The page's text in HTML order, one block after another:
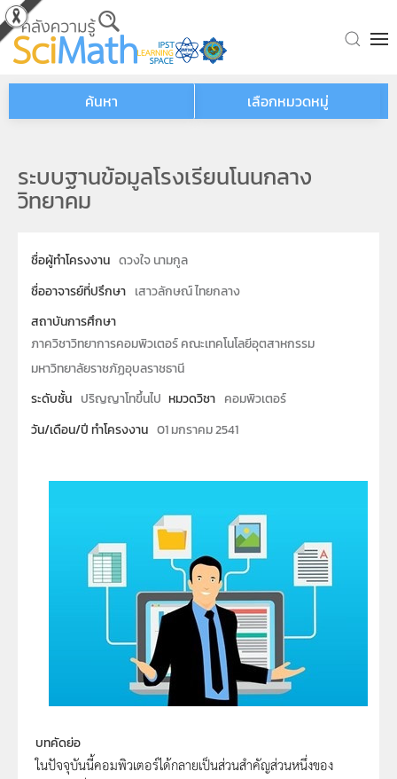
Skip to main content
ค้นหา เลือกหมวดหมู่
ระบบฐานข้อมูลโรงเรียนโนนกลาง
วิทยาคม
ชื่อผู้ทำโครงงาน ดวงใจ นามกูล
ชื่ออาจารย์ที่ปรึกษา เสาวลักษณ์ ไทยกลาง
สถาบันการศึกษา
ภาควิชาวิทยาการคอมพิวเตอร์ คณะเทคโนโลยีอุตสาหกรรม
มหาวิทยาลัยราชภัฏอุบลราชธานี
ระดับชั้น ปริญญาโทขึ้นไป หมวดวิชา คอมพิวเตอร์
วัน/เดือน/ปี ทำโครงงาน 01 มกราคม 2541
บทคัดย่อ
ในปัจจุบันนี้คอมพิวเตอร์ได้กลายเป็นส่วนสำคัญส่วนหนึ่งของ